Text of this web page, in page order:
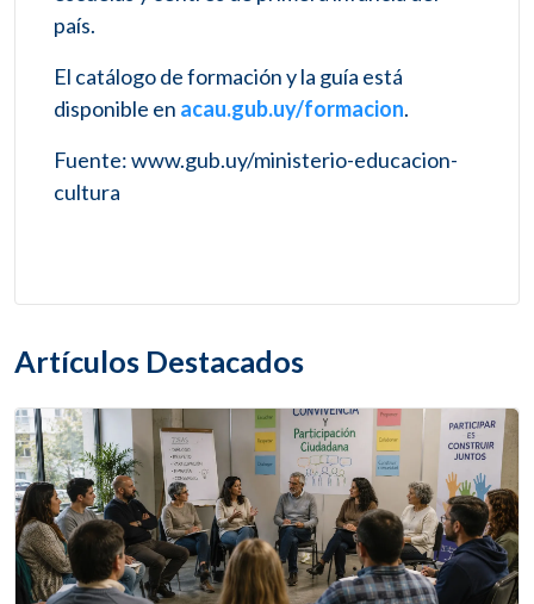
país.
El catálogo de formación y la guía está
disponible en acau.gub.uy/formacion.
Fuente: www.gub.uy/ministerio-educacion-
cultura
Artículos Destacados